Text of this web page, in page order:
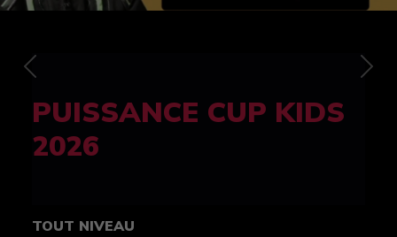
FELINE CUP 100%
féminine
TOUT NIVEAU
Previous Next